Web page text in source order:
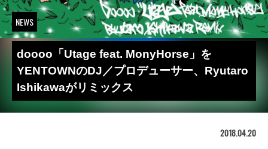
NEWS
doooo「Utage feat. MonyHorse」を
YENTOWNのDJ／プロデューサー、Ryutaro
Ishikawaがリミックス
2018.04.20